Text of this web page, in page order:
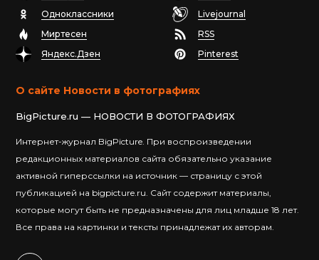
Одноклассники
Livejournal
Миртесен
RSS
Яндекс.Дзен
Pinterest
О сайте Новости в фотографиях
BigPicture.ru — НОВОСТИ В ФОТОГРАФИЯХ
Интернет-журнал BigPicture. При воспроизведении
редакционных материалов сайта обязательно указание
активной гиперссылки на источник — страницу с этой
публикацией на bigpicture.ru. Сайт содержит материалы,
которые могут быть не предназначены для лиц младше 18 лет.
Все права на картинки и тексты принадлежат их авторам.